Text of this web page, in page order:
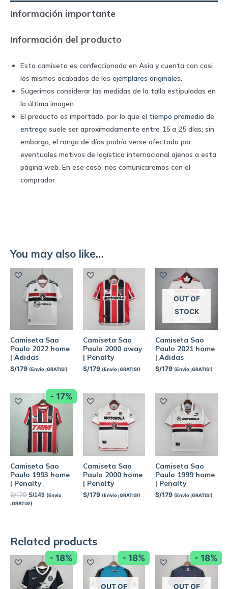
|
Penalty
Información importante
Información del producto
Esta camiseta es confeccionada en Asia y cuenta con casi
los mismos acabados de los ejemplares originales.
Sugerimos considerar las medidas de la talla estipuladas en
la última imagen.
El producto es importado, por lo que el tiempo promedio de
entrega suele ser aproximadamente entre 15 a 25 días; sin
embargo, el rango de días podría verse afectado por
eventuales motivos de logística internacional ajenos a esta
página web. En ese caso, nos comunicaremos con el
comprador.
You may also like…
Camiseta Sao
Paulo 2022 home
| Adidas
S/179 (Envío ¡GRATIS!)
Camiseta Sao
Paulo 2000 away
| Penalty
S/179 (Envío ¡GRATIS!)
OUT OF
STOCK
Camiseta Sao
Paulo 2021 home
| Adidas
S/179 (Envío ¡GRATIS!)
- 17%
Camiseta Sao
Paulo 1993 home
| Penalty
S/179 S/149 (Envío
¡GRATIS!)
Camiseta Sao
Paulo 2000 home
| Penalty
S/179 (Envío ¡GRATIS!)
Camiseta Sao
Paulo 1999 home
| Penalty
S/179 (Envío ¡GRATIS!)
Related products
- 18% - 18%
OUT OF
- 18%
OUT OF